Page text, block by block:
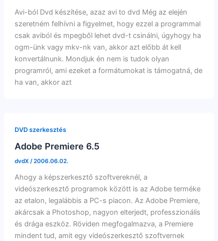
Avi-ból Dvd készítése, azaz avi to dvd Még az elején
szeretném felhívni a figyelmet, hogy ezzel a programmal
csak aviból és mpegből lehet dvd-t csinálni, úgyhogy ha
ogm-ünk vagy mkv-nk van, akkor azt előbb át kell
konvertálnunk. Mondjuk én nem is tudok olyan
programról, ami ezeket a formátumokat is támogatná, de
ha van, akkor azt
DVD szerkesztés
Adobe Premiere 6.5
dvdX /2006.06.02.
Ahogy a képszerkesztő szoftvereknél, a
videószerkesztő programok között is az Adobe terméke
az etalon, legalábbis a PC-s piacon. Az Adobe Premiere,
akárcsak a Photoshop, nagyon elterjedt, professzionális
és drága eszköz. Röviden megfogalmazva, a Premiere
mindent tud, amit egy videószerkesztő szoftvernek